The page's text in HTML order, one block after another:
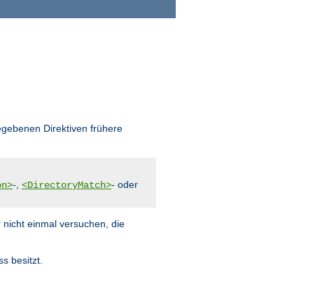
Direktiven frühere
-, <DirectoryMatch>- oder
einmal versuchen, die
besitzt.